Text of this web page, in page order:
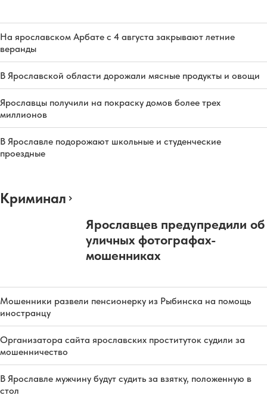
На ярославском Арбате с 4 августа закрывают летние
веранды
В Ярославской области дорожали мясные продукты и овощи
Ярославцы получили на покраску домов более трех
миллионов
В Ярославле подорожают школьные и студенческие
проездные
Криминал
Ярославцев предупредили об
уличных фотографах-
мошенниках
Мошенники развели пенсионерку из Рыбинска на помощь
иностранцу
Организатора сайта ярославских проституток судили за
мошенничество
В Ярославле мужчину будут судить за взятку, положенную в
стол